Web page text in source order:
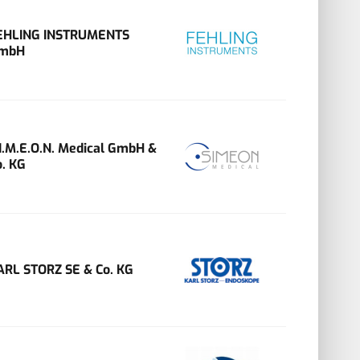
INSTRUMENTS
Medical GmbH &
KG
STORZ SE & Co. KG